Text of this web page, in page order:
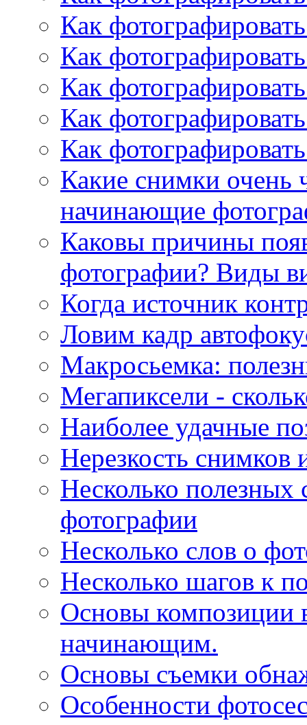
Как
Как
Как
Как
Как
Какие снимки очень
начинающие
Каковы причины
фотографии? Виды
Когда источник
Ловим кадр
Макросьемка:
Мегапиксели -
Наиболее удачные
Нерезкость снимков
Несколько полезных
фотографии
Несколько слов о
Несколько шагов к
Основы композиции
начинающим.
Основы съемки
Особенности